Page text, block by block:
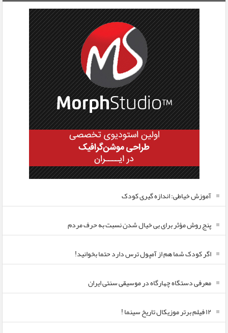
آموزش خیاطی: اندازه گیری کودک
پنج روش مؤثر برای بی خیال شدن نسبت به حرف مردم
اگر کودک شما هم از آمپول ترس دارد حتما بخوانید!
معرفی دستگاه چهارگاه در موسیقی سنتی ایران
۱۲ فیلم برتر موزیکال تاریخ سینما !